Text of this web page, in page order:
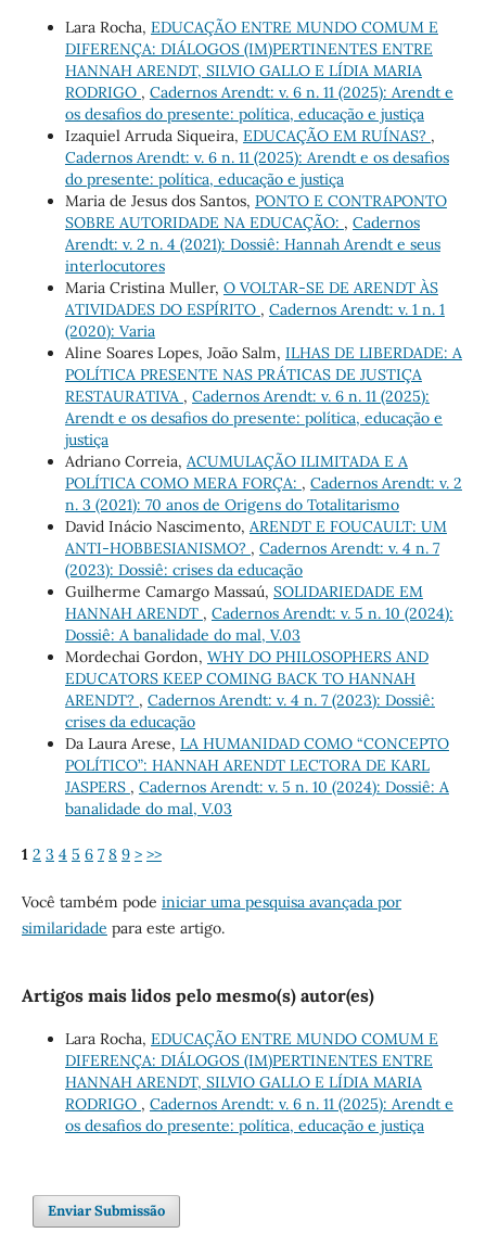
Lara Rocha, EDUCAÇÃO ENTRE MUNDO COMUM E
DIFERENÇA: DIÁLOGOS (IM)PERTINENTES ENTRE
HANNAH ARENDT, SILVIO GALLO E LÍDIA MARIA
RODRIGO , Cadernos Arendt: v. 6 n. 11 (2025): Arendt e
os desafios do presente: política, educação e justiça
Izaquiel Arruda Siqueira, EDUCAÇÃO EM RUÍNAS? ,
Cadernos Arendt: v. 6 n. 11 (2025): Arendt e os desafios
do presente: política, educação e justiça
Maria de Jesus dos Santos, PONTO E CONTRAPONTO
SOBRE AUTORIDADE NA EDUCAÇÃO: , Cadernos
Arendt: v. 2 n. 4 (2021): Dossiê: Hannah Arendt e seus
interlocutores
Maria Cristina Muller, O VOLTAR-SE DE ARENDT ÀS
ATIVIDADES DO ESPÍRITO , Cadernos Arendt: v. 1 n. 1
(2020): Varia
Aline Soares Lopes, João Salm, ILHAS DE LIBERDADE: A
POLÍTICA PRESENTE NAS PRÁTICAS DE JUSTIÇA
RESTAURATIVA , Cadernos Arendt: v. 6 n. 11 (2025):
Arendt e os desafios do presente: política, educação e
justiça
Adriano Correia, ACUMULAÇÃO ILIMITADA E A
POLÍTICA COMO MERA FORÇA: , Cadernos Arendt: v. 2
n. 3 (2021): 70 anos de Origens do Totalitarismo
David Inácio Nascimento, ARENDT E FOUCAULT: UM
ANTI-HOBBESIANISMO? , Cadernos Arendt: v. 4 n. 7
(2023): Dossiê: crises da educação
Guilherme Camargo Massaú, SOLIDARIEDADE EM
HANNAH ARENDT , Cadernos Arendt: v. 5 n. 10 (2024):
Dossiê: A banalidade do mal, V.03
Mordechai Gordon, WHY DO PHILOSOPHERS AND
EDUCATORS KEEP COMING BACK TO HANNAH
ARENDT? , Cadernos Arendt: v. 4 n. 7 (2023): Dossiê:
crises da educação
Da Laura Arese, LA HUMANIDAD COMO “CONCEPTO
POLÍTICO”: HANNAH ARENDT LECTORA DE KARL
JASPERS , Cadernos Arendt: v. 5 n. 10 (2024): Dossiê: A
banalidade do mal, V.03
1 2 3 4 5 6 7 8 9 > >>
Você também pode iniciar uma pesquisa avançada por
similaridade para este artigo.
Artigos mais lidos pelo mesmo(s) autor(es)
Lara Rocha, EDUCAÇÃO ENTRE MUNDO COMUM E
DIFERENÇA: DIÁLOGOS (IM)PERTINENTES ENTRE
HANNAH ARENDT, SILVIO GALLO E LÍDIA MARIA
RODRIGO , Cadernos Arendt: v. 6 n. 11 (2025): Arendt e
os desafios do presente: política, educação e justiça
Enviar Submissão